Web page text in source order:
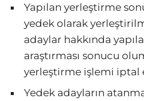
Yapılan yerleştirme
yedek olarak
adaylar hakkında
araştırması sonucu
yerleştirme işlemi iptal
Yedek adayların